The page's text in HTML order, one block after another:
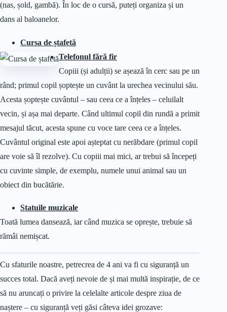
(nas, șold, gambă). În loc de o cursă, puteți organiza și un
dans al baloanelor.
Cursa de ștafetă
Telefonul fără fir
Copiii (și adulții) se așează în cerc sau pe un
rând; primul copil șoptește un cuvânt la urechea vecinului său.
Acesta șoptește cuvântul – sau ceea ce a înțeles – celuilalt
vecin, și așa mai departe. Când ultimul copil din rundă a primit
mesajul tăcut, acesta spune cu voce tare ceea ce a înțeles.
Cuvântul original este apoi așteptat cu nerăbdare (primul copil
are voie să îl rezolve). Cu copiii mai mici, ar trebui să începeți
cu cuvinte simple, de exemplu, numele unui animal sau un
obiect din bucătărie.
Statuile muzicale
Toată lumea dansează, iar când muzica se oprește, trebuie să
rămâi nemișcat.
Cu sfaturile noastre, petrecrea de 4 ani va fi cu siguranță un
succes total. Dacă aveți nevoie de și mai multă inspirație, de ce
să nu aruncați o privire la celelalte articole despre ziua de
naștere – cu siguranță veți găsi câteva idei grozave: